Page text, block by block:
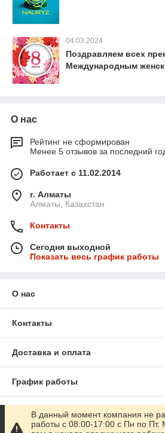
04.03.2024
Поздравляем всех
Международным
О нас
Рейтинг не сформирован
Менее 5 отзывов за последний
Работает с 11.02.2014
г. Алматы
Алматы, Казахстан
Контакты
Сегодня выходной
Показать весь график работы
О нас
Контакты
Доставка и оплата
График работы
Полная версия сайта
В данный момент компания не
работы с 08:00-17:00 с Пн по Пт.